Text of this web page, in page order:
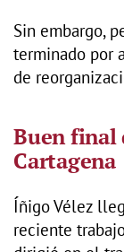
Sin embargo,
terminado por
de
Buen final
Cartagena
Íñigo Vélez
reciente